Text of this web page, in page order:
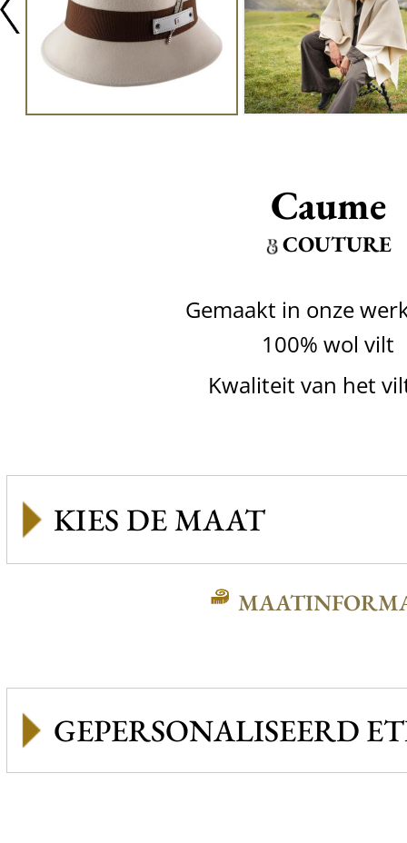
Caume
COUTURE
Gemaakt in onze
100% wol vilt
Kwaliteit van het
GEPERSONALISEERD